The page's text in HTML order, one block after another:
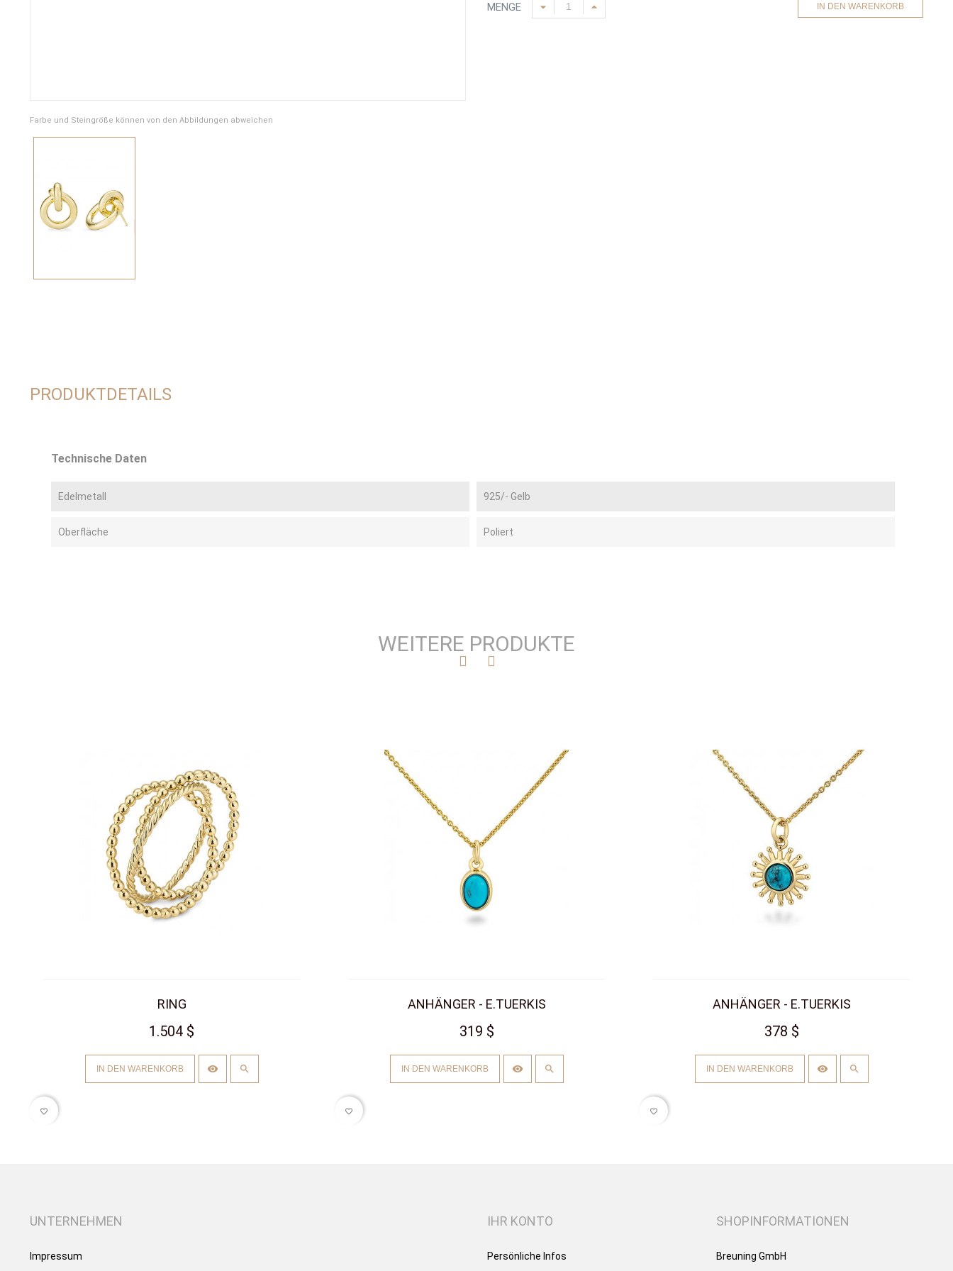
Farbe und Steingröße können von den Abbildungen abweichen
MENGE IN DEN WARENKORB
PRODUKTDETAILS
Technische Daten
Edelmetall 925/- Gelb
Oberfläche Poliert
WEITERE PRODUKTE
RING
1.504 $
IN DEN WARENKORB
favorite_border
ANHÄNGER - E.TUERKIS
319 $
IN DEN WARENKORB
favorite_border
ANHÄNGER - E.TUERKIS
378 $
IN DEN WARENKORB
favorite_border
UNTERNEHMEN
Impressum
IHR KONTO
Persönliche Infos
SHOPINFORMATIONEN
Breuning GmbH